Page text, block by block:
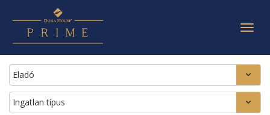
Eladó
Ingatlan típus